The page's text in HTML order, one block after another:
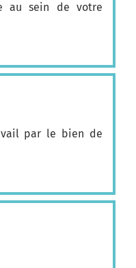
au sein de votre
par le bien de